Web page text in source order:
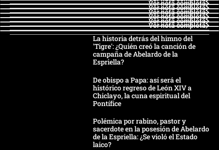
Ver nota completa
Ver nota completa
Ver nota completa
Ver nota completa
Ver nota completa
Ver nota completa
La historia detrás del himno del
'Tigre': ¿Quién creó la canción de
campaña de Abelardo de la
Espriella?
De obispo a Papa: así será el
histórico regreso de León XIV a
Chiclayo, la cuna espiritual del
Pontífice
Polémica por rabino, pastor y
sacerdote en la posesión de Abelardo
de la Espriella: ¿Se violó el Estado
laico?